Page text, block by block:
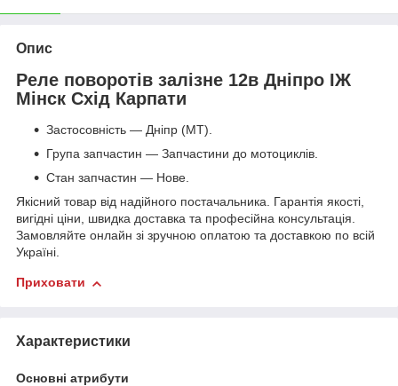
Опис
Реле поворотів залізне 12в Дніпро ІЖ
Мінск Схід Карпати
Застосовність — Дніпр (МТ).
Група запчастин — Запчастини до мотоциклів.
Стан запчастин — Нове.
Якісний товар від надійного постачальника. Гарантія якості,
вигідні ціни, швидка доставка та професійна консультація.
Замовляйте онлайн зі зручною оплатою та доставкою по всій
Україні.
Приховати
Характеристики
Основні атрибути